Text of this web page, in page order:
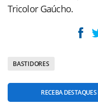
Tricolor Gaúcho.
BASTIDORES
RECEBA